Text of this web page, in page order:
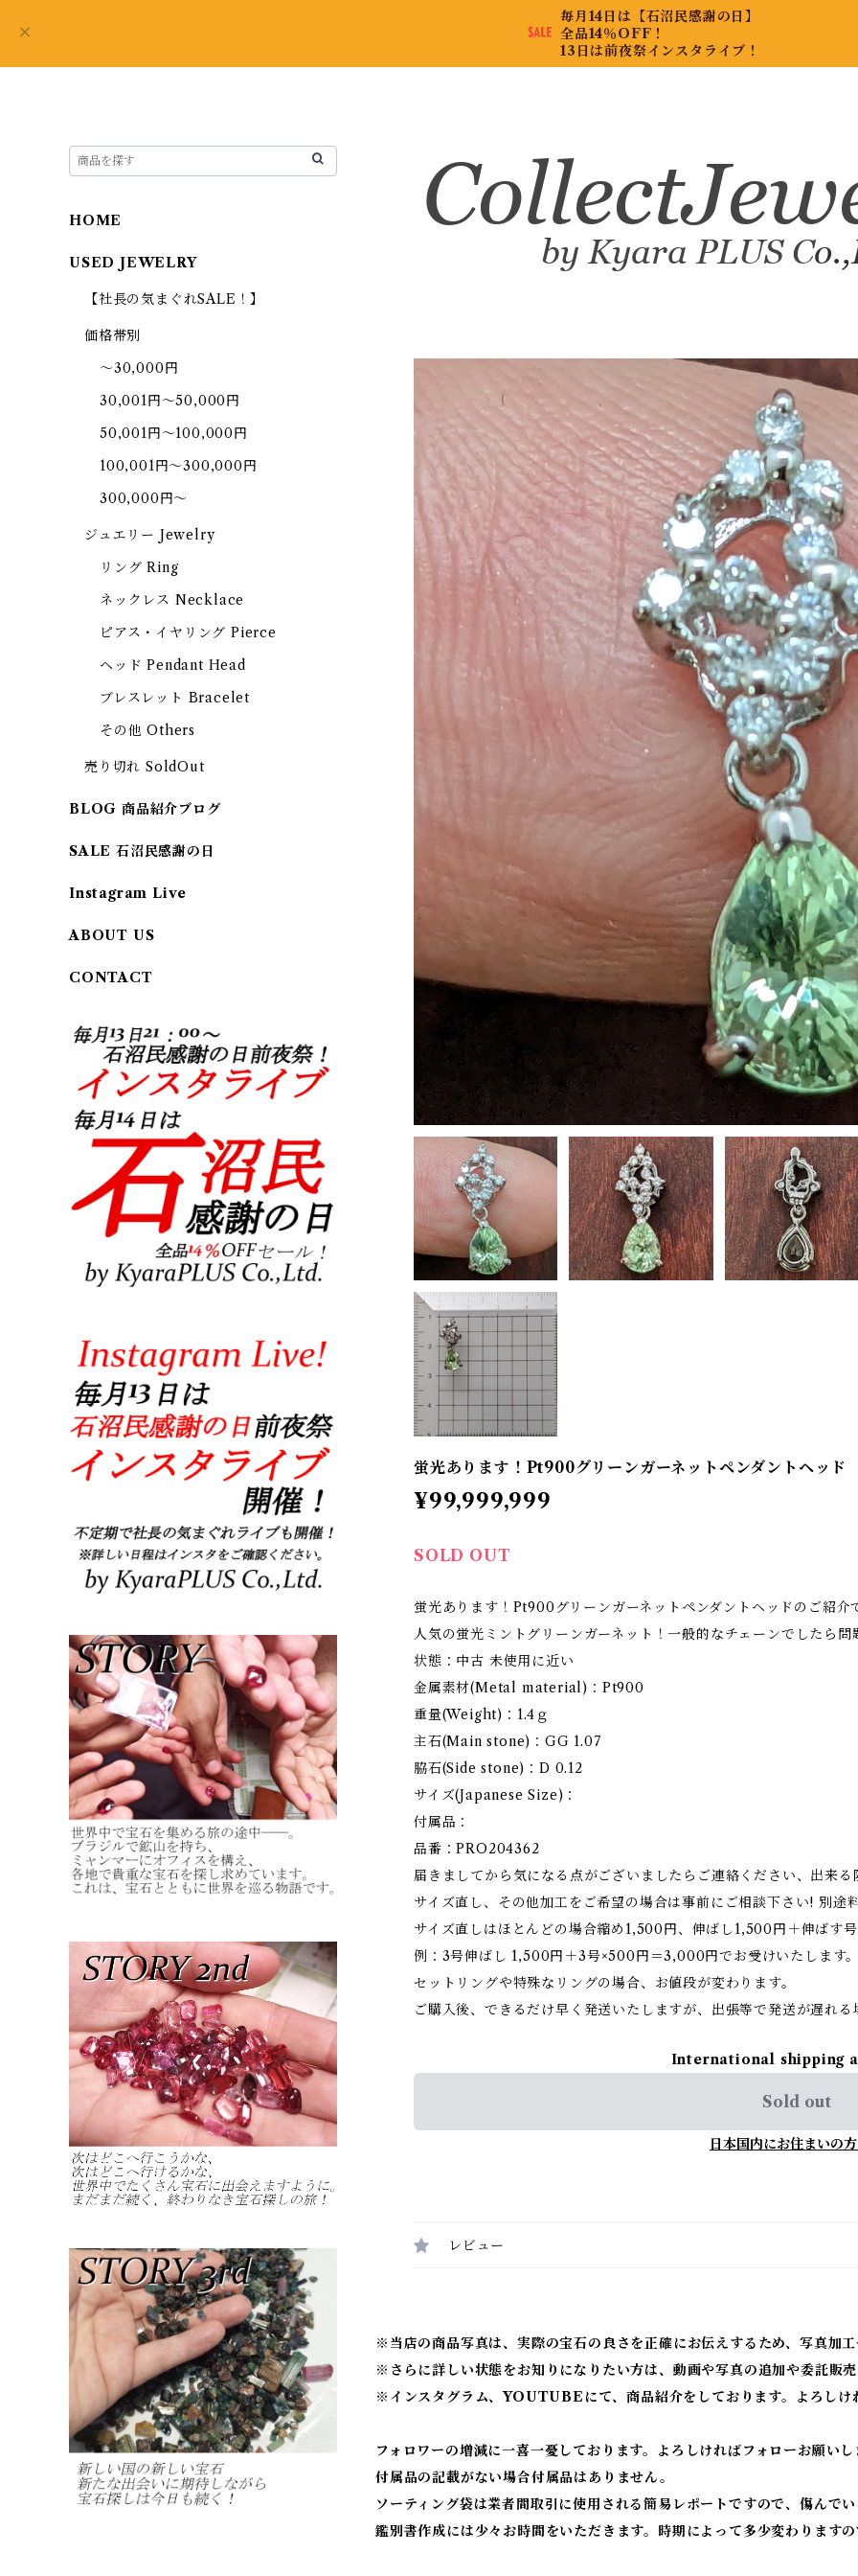
毎月14日は【石沼民感謝の日】
全品14％OFF！
13日は前夜祭インスタライブ！
蛍光あります！Pt900グリーンガーネットペンダントヘッド
¥99,999,999
SOLD OUT
蛍光あります！Pt900グリーンガーネットペンダントヘッドのご紹介
人気の蛍光ミントグリーンガーネット！一般的なチェーンでしたら問
状態：中古 未使用に近い
金属素材(Metal material)：Pt900
重量(Weight)：1.4ｇ
主石(Main stone)：GG 1.07
脇石(Side stone)：D 0.12
サイズ(Japanese Size)：
付属品：
品番：PRO204362
届きましてから気になる点がございましたらご連絡ください、出来る
サイズ直し、その他加工をご希望の場合は事前にご相談下さい! 別途
サイズ直しはほとんどの場合縮め1,500円、伸ばし1,500円＋伸ばす
例：3号伸ばし 1,500円＋3号×500円＝3,000円でお受けいたします。
セットリングや特殊なリングの場合、お値段が変わります。
ご購入後、できるだけ早く発送いたしますが、出張等で発送が遅れる
International shipping
Sold out
日本国内にお住まいの
レビュー
※当店の商品写真は、実際の宝石の良さを正確にお伝えするため、写真加
※ さらに詳しい状態をお知りになりたい方は、動画や写真の追加や委託販
※ インスタグラム、YOUTUBEにて、商品紹介をしております。よろしけ
フォロワーの増減に一喜一憂しております。よろしければフォローお願い
付属品の記載がない場合付属品はありません。
ソーティング袋は業者間取引に使用される簡易レポートですので、傷んでい
鑑別書作成には少々お時間をいただきます。時期によって多少変わります
HOME
USED JEWELRY
【社長の気まぐれSALE！】
価格帯別
～30,000円
30,001円～50,000円
50,001円～100,000円
100,001円～300,000円
300,000円～
ジュエリー Jewelry
リング Ring
ネックレス Necklace
ピアス・イヤリング Pierce
ヘッド Pendant Head
ブレスレット Bracelet
その他 Others
売り切れ SoldOut
BLOG 商品紹介ブログ
SALE 石沼民感謝の日
Instagram Live
ABOUT US
CONTACT